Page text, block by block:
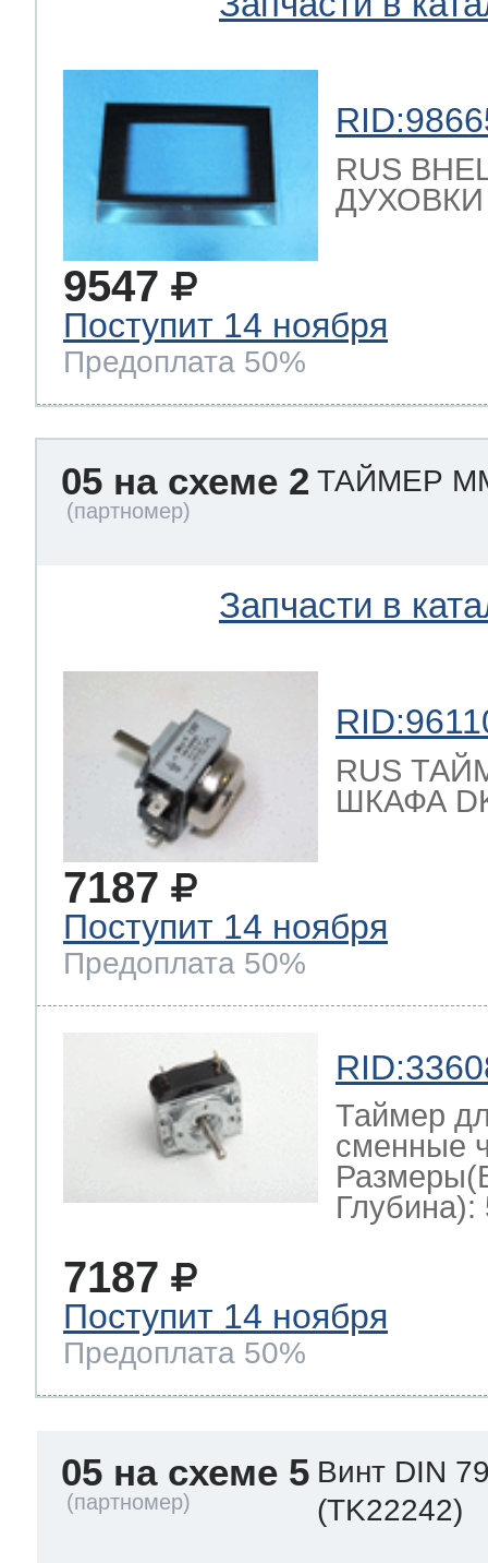
RUS
ДУХОВКИ
9547
Поступит 14 ноября
Предоплата 50%
05 на схеме 2 ТАЙМЕР
Запчасти в
RUS
ШКАФА
7187
Поступит 14 ноября
Предоплата 50%
Таймер
сменные
Глубина):
7187
Поступит 14 ноября
Предоплата 50%
05 на схеме 5 Винт DIN
(TK22242)